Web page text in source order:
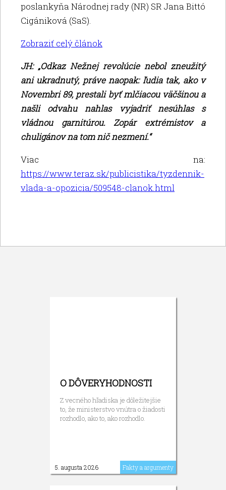
poslankyňa Národnej rady (NR) SR Jana Bittó
Cigániková (SaS).
Zobraziť celý článok
JH: „Odkaz Nežnej revolúcie nebol zneužitý
ani ukradnutý, práve naopak: ľudia tak, ako v
Novembri 89, prestali byť mlčiacou väčšinou a
našli odvahu nahlas vyjadriť nesúhlas s
vládnou garnitúrou. Zopár extrémistov a
chuligánov na tom nič nezmení.“
Viac na:
https://www.teraz.sk/publicistika/tyzdennik-
vlada-a-opozicia/509548-clanok.html
O DÔVERYHODNOSTI
Z vecného hľadiska je dôležitejšie
to, že ministerstvo vnútra o žiadosti
rozhodlo, ako to, ako rozhodlo.
5. augusta 2026 Fakty a argumenty